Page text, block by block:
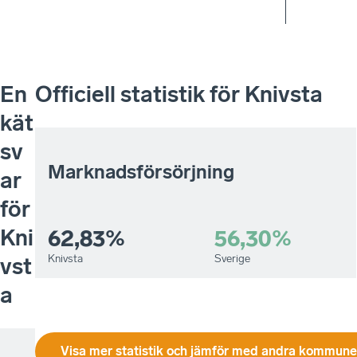
En
kät
sv
ar
för
Kni
vst
a
Officiell statistik för Knivsta
Marknadsförsörjning
62,83%
Knivsta
56,30%
Sverige
Visa mer statistik och jämför med andra